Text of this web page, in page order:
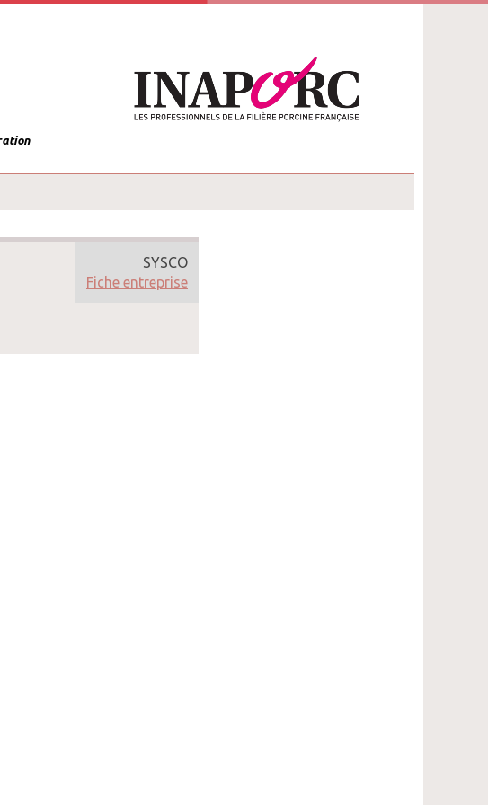
SYSCO
Fiche entreprise